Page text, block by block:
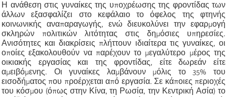
Η ανάθεση στις γυναίκες της υποχρέωσης της φροντίδας των
άλλων εξασφαλίζει στο κεφάλαιο το όφελος της φτηνής
κοινωνικής αναπαραγωγής, ενώ διευκολύνει την εφαρμογή
σκληρών πολιτικών λιτότητας στις δημόσιες υπηρεσίες.
Ανισότητες και διακρίσεις πλήττουν ιδιαίτερα τις γυναίκες, οι
οποίες εξακολουθούν να παρέχουν το μεγαλύτερο μέρος της
οικιακής εργασίας και της φροντίδας, είτε δωρεάν είτε
αμειβόμενης. Οι γυναίκες λαμβάνουν μόλις το 35% του
εισοδήματος που προέρχεται από εργασία. Σε κάποιες περιοχές
του κόσμου (όπως στην Κίνα, τη Ρωσία, την Κεντρική Ασία) το